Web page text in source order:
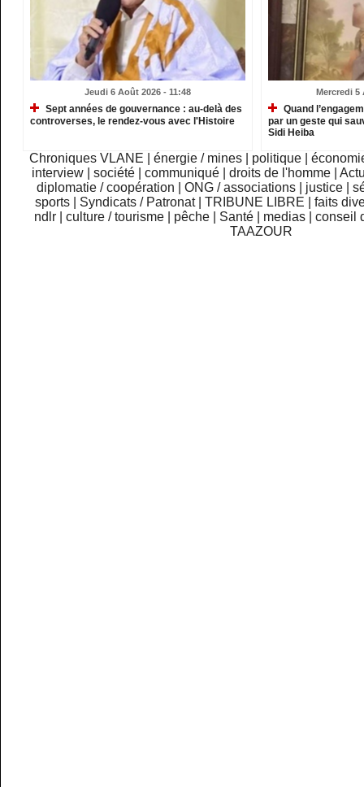
Jeudi 6 Août 2026 - 11:48
Sept années de gouvernance : au-delà des
controverses, le rendez-vous avec l'Histoire
Mercredi 5
Quand
par un geste qui
Sidi Heiba
Chroniques VLANE énergie / mines politique
interview
|société |communiqué |droits de l'homme |
diplomatie / coopération
ONG / associations justice
sports
Syndicats / Patronat TRIBUNE LIBRE
faits
ndlr
|culture / tourisme pêche Santé medias |conseil
TAAZOUR